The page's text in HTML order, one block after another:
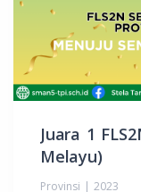
Juara 1
Melayu)
Provinsi | 2023